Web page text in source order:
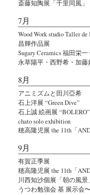
斎藤知陶展「千里同風」
7月
Wood Work studio Taller
昌輝作品展
Sugary Ceramics 福田栄
永草陽平・西野希・加藤
8月
アニミズムと田川亞希
石上洋展 “Green Dive”
石上誠 絵画展 “BOLERO”
chato solo exhibition
穂高隆児展 the 11th「
9月
有賀正季展
穂高隆児展 the 11th「
川西知沙個展「朝の風景
うつわ勉強会 基 展示会